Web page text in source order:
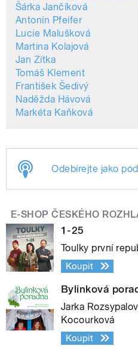
Šárka Jančíková
Antonín Pfeifer
Lucie Malušková
Martina Kolajová
Jan Zítka
Tomáš Klement
František Šedivý
Naděžda Hávová
Markéta Kaňková
Odebírejte jako
E-SHOP ČESKÉHO
1-25
Toulky první
Koupit
Bylinková
Jarka
Kocourková
Koupit